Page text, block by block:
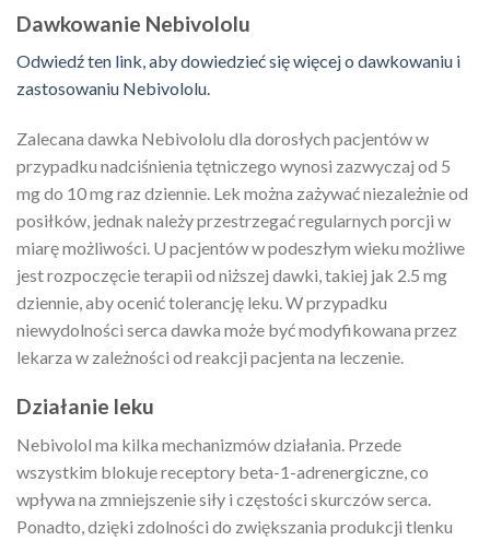
Dawkowanie Nebivololu
Odwiedź ten link, aby dowiedzieć się więcej o dawkowaniu i
zastosowaniu Nebivololu.
Zalecana dawka Nebivololu dla dorosłych pacjentów w
przypadku nadciśnienia tętniczego wynosi zazwyczaj od 5
mg do 10 mg raz dziennie. Lek można zażywać niezależnie od
posiłków, jednak należy przestrzegać regularnych porcji w
miarę możliwości. U pacjentów w podeszłym wieku możliwe
jest rozpoczęcie terapii od niższej dawki, takiej jak 2.5 mg
dziennie, aby ocenić tolerancję leku. W przypadku
niewydolności serca dawka może być modyfikowana przez
lekarza w zależności od reakcji pacjenta na leczenie.
Działanie leku
Nebivolol ma kilka mechanizmów działania. Przede
wszystkim blokuje receptory beta-1-adrenergiczne, co
wpływa na zmniejszenie siły i częstości skurczów serca.
Ponadto, dzięki zdolności do zwiększania produkcji tlenku